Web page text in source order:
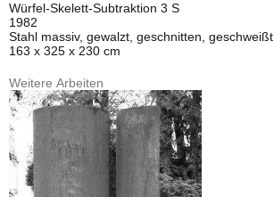
Würfel-Skelett-Subtraktion 3 S
1982
Stahl massiv, gewalzt, geschnitten, geschweißt
163 x 325 x 230 cm
Weitere Arbeiten